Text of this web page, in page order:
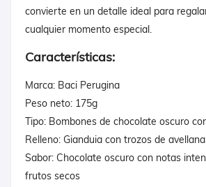
convierte en un detalle ideal para
cualquier momento especial.
Características:
Marca: Baci Perugina
Peso neto: 175g
Tipo: Bombones de chocolate oscuro
Relleno: Gianduia con trozos de
Sabor: Chocolate oscuro con notas
frutos secos